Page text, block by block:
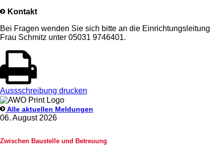
Kontakt
Bei Fragen wenden Sie sich bitte an die Einrichtungsleitung
Frau Schmitz unter 05031 9746401.
Aussschreibung drucken
Alle aktuellen Meldungen
06. August 2026
Zwischen Baustelle und Betreuung